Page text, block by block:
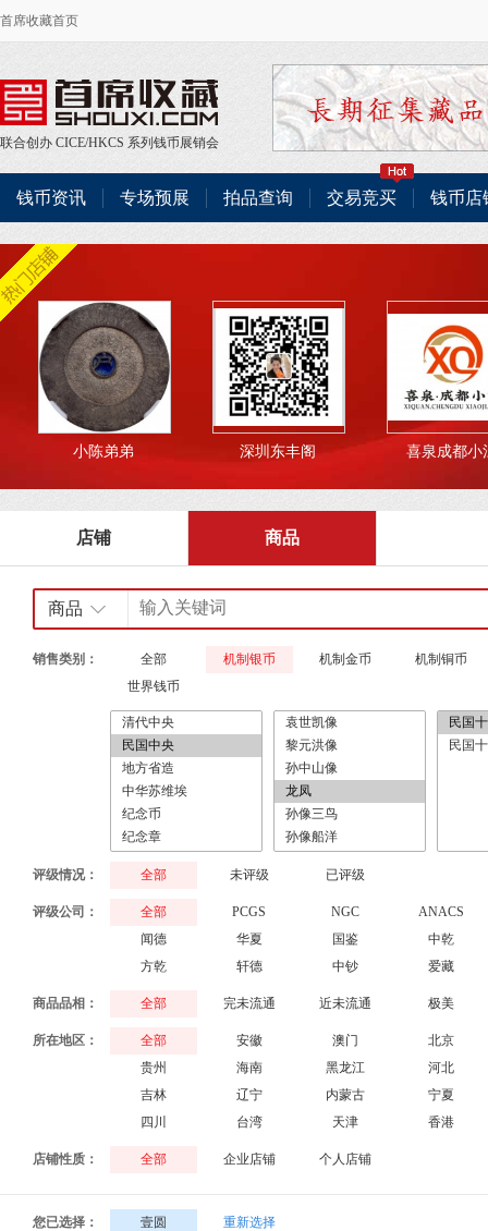
首席收藏首页
联合创办 CICE/HKCS 系列钱币展销会
钱币资讯 专场预展 拍品查询 交易竞买 钱币店
小陈弟弟 深圳东丰阁 喜泉成都小
店铺 商品
商品
销售类别： 全部 机制银币 机制金币
机制铜币
世界钱币
评级情况： 全部 未评级 已评级
评级公司： 全部 PCGS NGC
ANACS
闻德
华夏 国鉴
中乾
方乾
轩德 中钞 爱藏
商品品相： 全部 完未流通 近未流通 极美
所在地区： 全部 安徽 澳门
北京
贵州
海南 黑龙江
河北
吉林
辽宁 内蒙古
宁夏
四川
台湾 天津 香港
店铺性质： 全部 企业店铺 个人店铺
您已选择： 壹圆 重新选择